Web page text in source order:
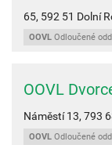
65, 592 51 Dolní
OOVL Odloučené
OOVL
Náměstí 13, 793
OOVL Odloučené